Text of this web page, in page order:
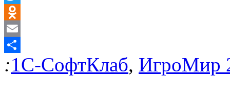
Twitter
Odnoklassniki
Email
Отправить
:1С-СофтКлаб, ИгроМир